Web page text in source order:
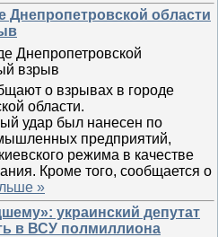
Днепропетровской области
о взрывах в городе
области.
удар был нанесен по
предприятий,
режима в качестве
Кроме того, сообщается о
»
украинский депутат
в ВСУ полмиллиона